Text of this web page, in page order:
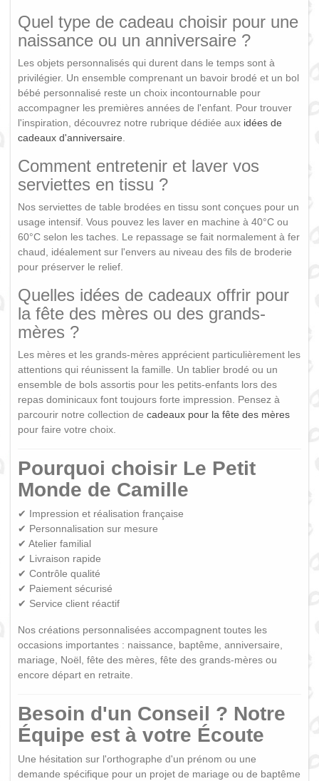
Quel type de cadeau choisir pour une
naissance ou un anniversaire ?
Les objets personnalisés qui durent dans le temps sont à
privilégier. Un ensemble comprenant un bavoir brodé et un bol
bébé personnalisé reste un choix incontournable pour
accompagner les premières années de l'enfant. Pour trouver
l'inspiration, découvrez notre rubrique dédiée aux idées de
cadeaux d'anniversaire.
Comment entretenir et laver vos
serviettes en tissu ?
Nos serviettes de table brodées en tissu sont conçues pour un
usage intensif. Vous pouvez les laver en machine à 40°C ou
60°C selon les taches. Le repassage se fait normalement à fer
chaud, idéalement sur l'envers au niveau des fils de broderie
pour préserver le relief.
Quelles idées de cadeaux offrir pour
la fête des mères ou des grands-
mères ?
Les mères et les grands-mères apprécient particulièrement les
attentions qui réunissent la famille. Un tablier brodé ou un
ensemble de bols assortis pour les petits-enfants lors des
repas dominicaux font toujours forte impression. Pensez à
parcourir notre collection de cadeaux pour la fête des mères
pour faire votre choix.
Pourquoi choisir Le Petit
Monde de Camille
✔ Impression et réalisation française
✔ Personnalisation sur mesure
✔ Atelier familial
✔ Livraison rapide
✔ Contrôle qualité
✔ Paiement sécurisé
✔ Service client réactif
Nos créations personnalisées accompagnent toutes les
occasions importantes : naissance, baptême, anniversaire,
mariage, Noël, fête des mères, fête des grands-mères ou
encore départ en retraite.
Besoin d'un Conseil ? Notre
Équipe est à votre Écoute
Une hésitation sur l'orthographe d'un prénom ou une
demande spécifique pour un projet de mariage ou de baptême